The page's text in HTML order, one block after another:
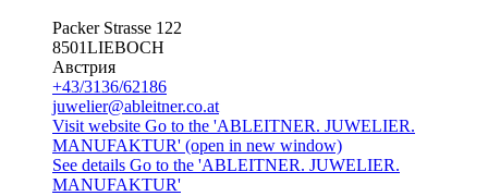
Packer Strasse 122
8501LIEBOCH
Австрия
+43/3136/62186
juwelier@ableitner.co.at
Visit website Go to the 'ABLEITNER. JUWELIER.
MANUFAKTUR' (open in new window)
See details Go to the 'ABLEITNER. JUWELIER.
MANUFAKTUR'